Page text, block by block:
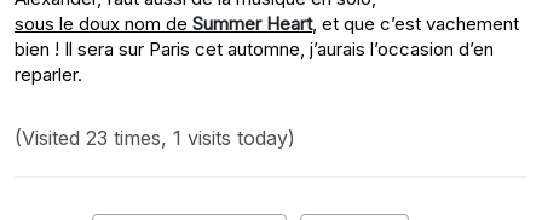
sous le doux nom de Summer Heart, et que c’est vachement
bien ! Il sera sur Paris cet automne, j’aurais l’occasion d’en
reparler.
(Visited 23 times, 1 visits today)